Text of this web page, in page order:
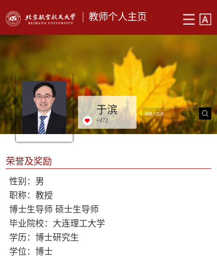
教师个人主页
于滨
+472
荣誉及奖励
性别：男
职称：教授
博士生导师 硕士生导师
毕业院校：大连理工大学
学历：博士研究生
学位：博士